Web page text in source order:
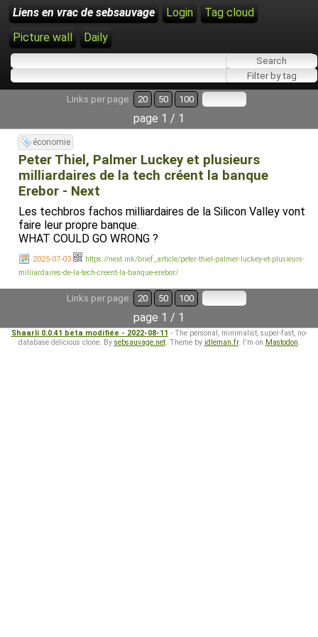
Liens en vrac de sebsauvage Login
Tag cloud
Picture wall
Daily
Links per page: 20 50 100
page 1 / 1
économie
Peter Thiel, Palmer Luckey et plusieurs
milliardaires de la tech créent la banque
Erebor - Next
Les techbros fachos milliardaires de la Silicon Valley vont
faire leur propre banque.
WHAT COULD GO WRONG ?
2025-07-03
https://next.ink/brief_article/peter-thiel-palmer-luckey-et-plusieurs-
milliardaires-de-la-tech-creent-la-banque-erebor/
Links per page: 20 50 100
page 1 / 1
Shaarli 0.0.41 beta modifiée - 2022-08-11 - The personal, minimalist, super-fast, no-
database delicious clone. By sebsauvage.net. Theme by idleman.fr. I'm on Mastodon.